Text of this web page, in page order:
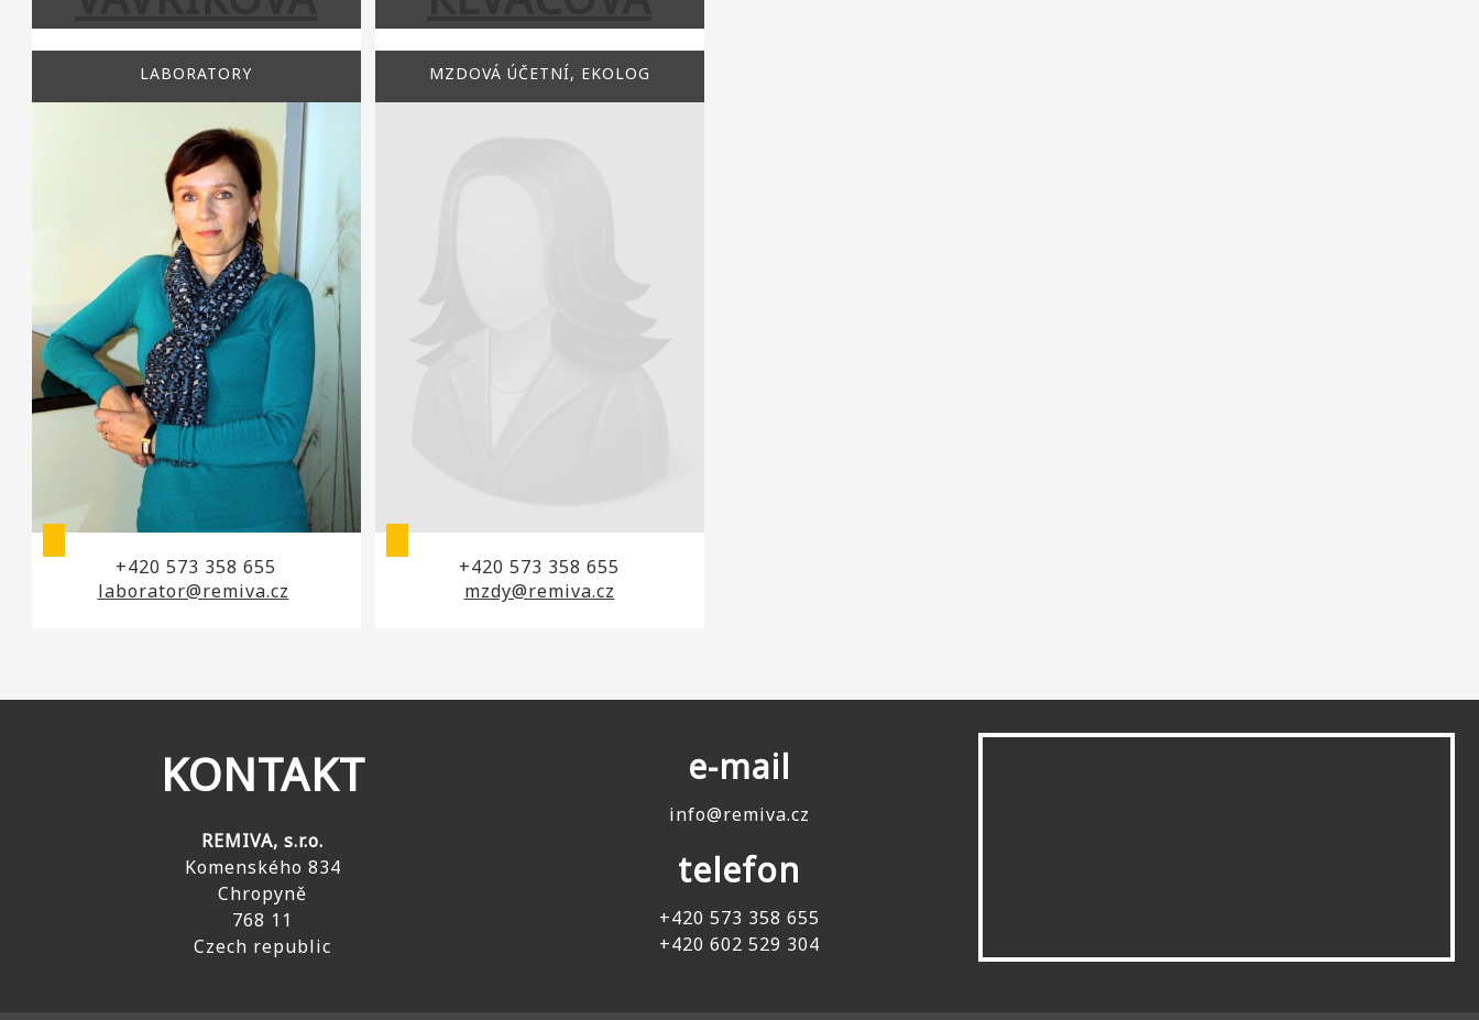
LABORATORY
+420 573 358 655
laborator@remiva.cz
MZDOVÁ ÚČETNÍ, EKOLOG
+420 573 358 655
mzdy@remiva.cz
KONTAKT
REMIVA, s.r.o.
Komenského 834
Chropyně
768 11
Czech republic
e-mail
info@remiva.cz
telefon
+420 573 358 655
+420 602 529 304